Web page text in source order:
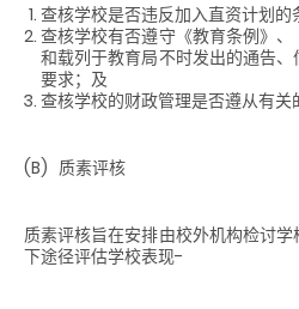
查核学校是否违反加入直资计划的
查核学校有否遵守《教育条例》
和载列于教育局不时发出的通告
要求；及
查核学校的财政管理是否遵从有关
(B) 质素评核
质素评核旨在安排由校外机构检讨
下途径评估学校表现-